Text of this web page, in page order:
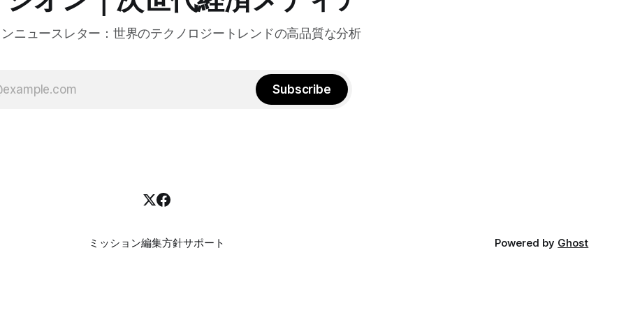
ニュースレター：世界のテクノロジートレンドの高品質な分析
Subscribe
ミッション編集方針サポート Powered by Ghost